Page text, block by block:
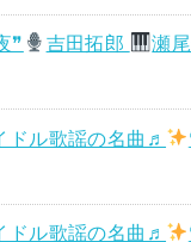
❞ 吉田拓郎 瀬
ドル歌謡の名曲♬
ドル歌謡の名曲♬